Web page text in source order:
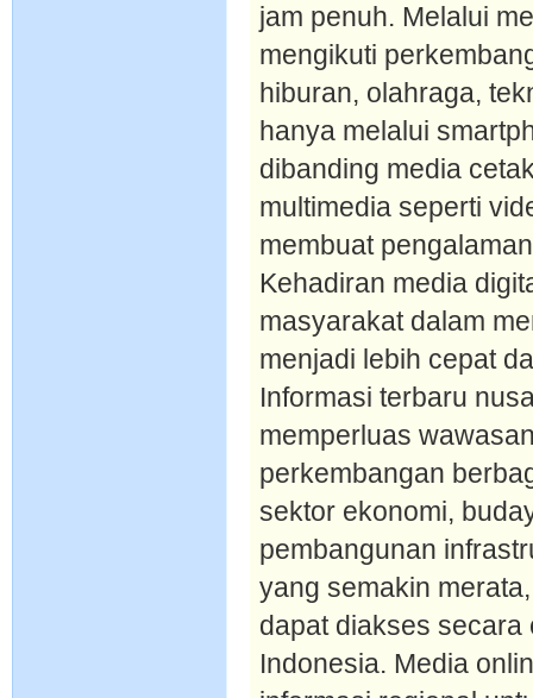
jam penuh. Melalui
mengikuti
hiburan, olahraga,
hanya melalui
dibanding media
multimedia seperti
membuat
Kehadiran media
masyarakat dalam
menjadi lebih cepat
Informasi terbaru
memperluas
perkembangan
sektor ekonomi,
pembangunan
yang semakin
dapat diakses
Indonesia. Media